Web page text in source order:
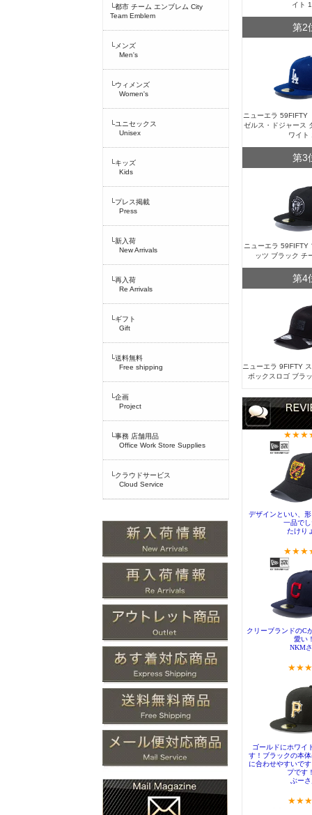
└都市 チーム エンブレム City
Team Emblem
└メンズ
Men's
└ウィメンズ
Women's
└ユニセックス
Unisex
└キッズ
Kids
└プレス掲載
Press
└新入荷
New Arrivals
└再入荷
Re Arrivals
└ギフト
Gift
└送料無料
Free shipping
└企画
Project
└事務 店舗用品
Office Work Store Supplies
└クラウドサービス
Cloud Service
イト
第2
ニューエラ 59FIFTY
ゼルス・ドジャース
ワイト
第3
ニューエラ 59FIFTY
ッツ ブラック チ
第4
ニューエラ 9FIFTY
ボックスロゴ ブラ